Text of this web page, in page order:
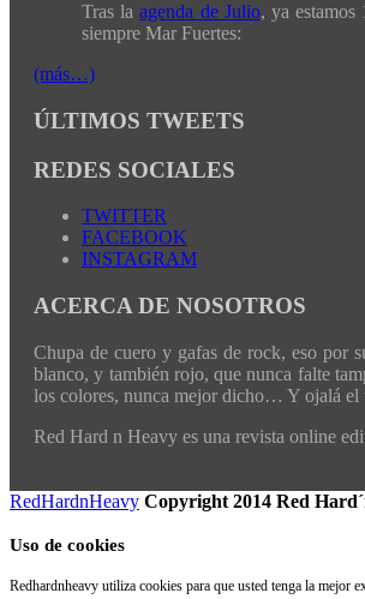
Tras laagenda de Julio, ya estamos
siempre Mar Fuertes:
(más…)
ÚLTIMOS TWEETS
REDES SOCIALES
TWITTER
FACEBOOK
INSTAGRAM
ACERCA DE NOSOTROS
Chupa de cuero y gafas de rock, eso por
blanco, y también rojo, que nunca falte
los colores, nunca mejor dicho… Y ojalá el
Red Hard n Heavy es una revista online
RedHardnHeavy Copyright 2014 Red
Uso de cookies
Redhardnheavy utiliza cookies para que usted tenga la mejor